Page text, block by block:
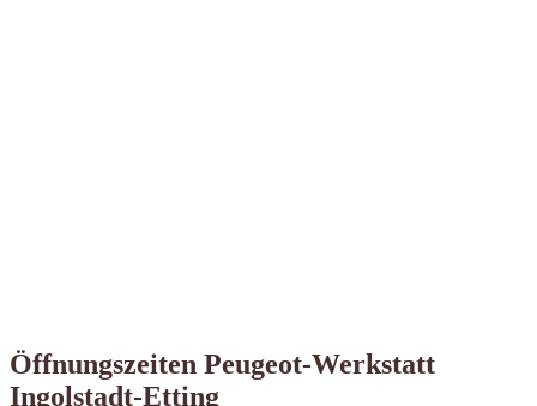
Öffnungszeiten Peugeot-Werkstatt
Ingolstadt-Etting